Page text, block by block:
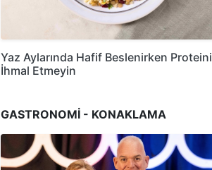
Yaz Aylarında Hafif Beslenirken Proteini
İhmal Etmeyin
GASTRONOMİ - KONAKLAMA